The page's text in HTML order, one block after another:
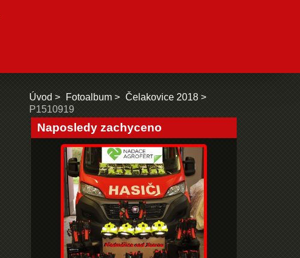
Úvod Fotoalbum
Čelakovice 2018
P1510919
Naposledy zachyceno